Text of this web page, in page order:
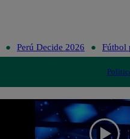
Perú Decide 2026 Fútbol